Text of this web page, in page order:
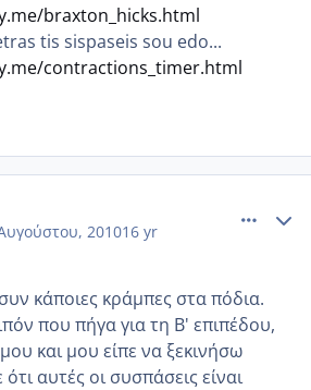
braxton_hicks.html
tis sispaseis sou edo...
contractions_timer.html
201016 yr
κάποιες κράμπες στα πόδια.
που πήγα για τη Β' επιπέδου,
και μου είπε να ξεκινήσω
αυτές οι συσπάσεις είναι